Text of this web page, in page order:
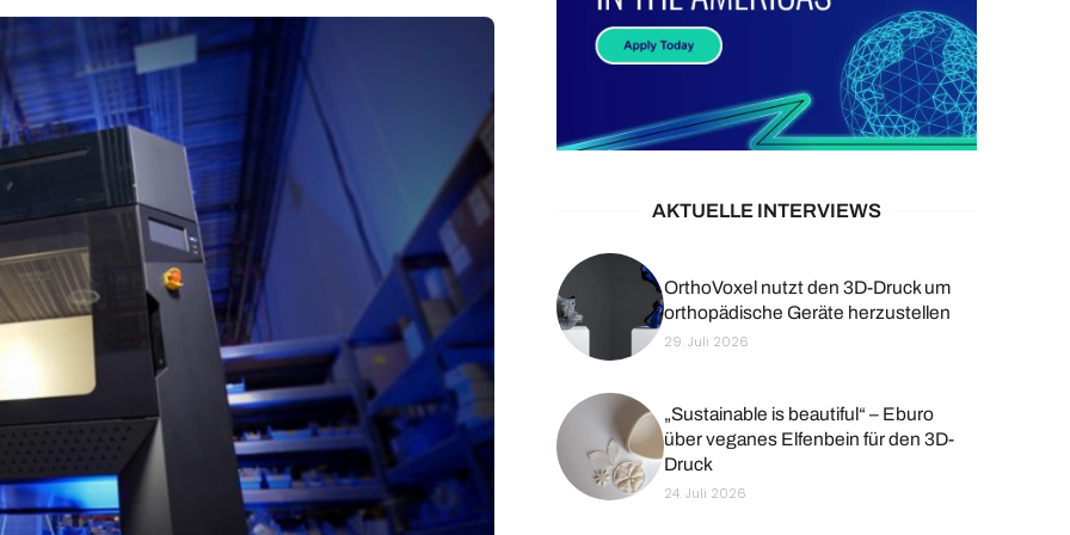
Business
Interviews
Rankings
Videos
AKTUELLE INTERVIEWS
OrthoVoxel nutzt den 3D-Druck um
orthopädische Geräte herzustellen
29. Juli 2026
„Sustainable is beautiful“ – Eburo
über veganes Elfenbein für den 3D-
Druck
24. Juli 2026